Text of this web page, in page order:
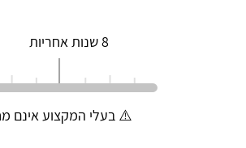
8 שנות אחריות
⚠️ בעלי המקצוע אינם